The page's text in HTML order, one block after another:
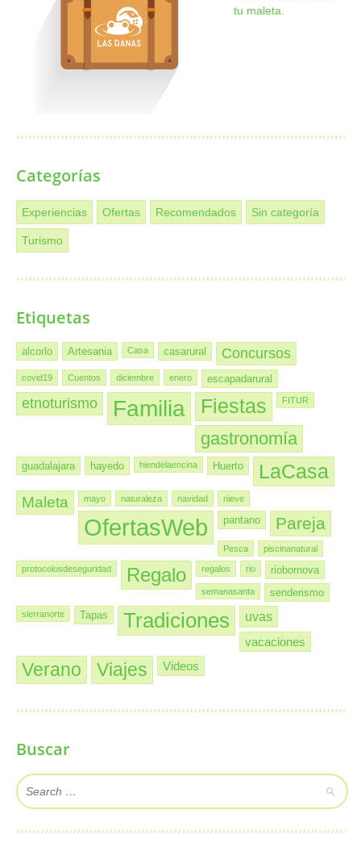
tu maleta.
Categorías
Experiencias Ofertas Recomendados Sin categoría
Turismo
Etiquetas
alcorlo Artesania Casa casarural Concursos
covid19 Cuentos diciembre enero escapadarural
etnoturismo Familia Fiestas FITUR
gastronomía
guadalajara hayedo hiendelaencina Huerto LaCasa
Maleta mayo naturaleza navidad nieve
OfertasWeb pantano Pareja
Pesca piscinanatural
protocolosdeseguridad Regalo regalos rio riobornova
semanasanta senderismo
sierranorte Tapas Tradiciones uvas
vacaciones
Verano Viajes Videos
Buscar